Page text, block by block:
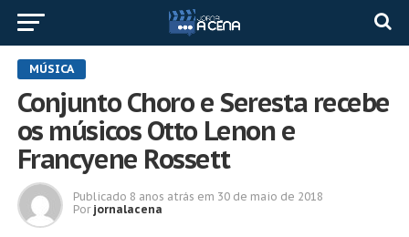
MÚSICA
Conjunto Choro e Seresta recebe
os músicos Otto Lenon e
Francyene Rossett
Publicado 8 anos atrás em 30 de maio de 2018
Por jornalacena